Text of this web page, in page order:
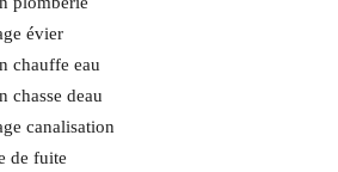
évier
chauffe eau
chasse deau
canalisation
de fuite